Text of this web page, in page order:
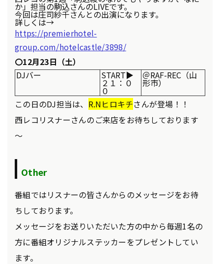
か」担当の駒込さんのLIVEです。
今回は庄司紗千さんとの出演になります。
詳しくは→
https://premierhotel-
group.com/hotelcastle/3898/
〇12月23日（土）
DJバー
START▶
２１：０
０
＠RAF-REC（山
形市）
この日のDJ担当は、 R.Nヒロキチさんが登場！！
西レコリスナーさんのご来店をお待ちしております
～
Other
番組ではリスナーの皆さんからのメッセージをお待
ちしております。
メッセージをお送りいただいた方の中から毎週1名の
方に番組オリジナルステッカーをプレゼントしてい
ます。